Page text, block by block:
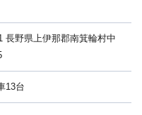
長野県上伊那郡南箕輪村中
13台